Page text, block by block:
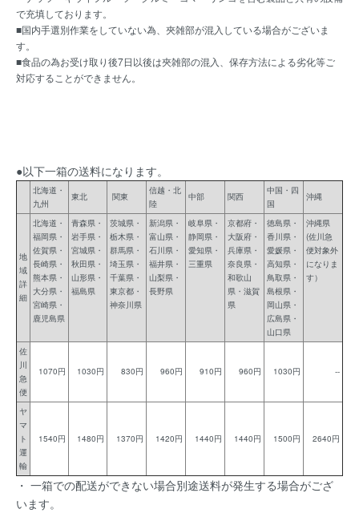
で充填しております。
■国内手選別作業をしていない為、夾雑部が混入している場合がございま
す。
■食品の為お受け取り後7日以後は夾雑部の混入、保存方法による劣化等ご
対応することができません。
●以下一箱の送料になります。
北海道・
九州
東北 関東
信越・北
陸
中部 関西
中国・四
国
沖縄
地
域
詳
細
北海道・
福岡県・
佐賀県・
長崎県・
熊本県・
大分県・
宮崎県・
鹿児島県
青森県・
岩手県・
宮城県・
秋田県・
山形県・
福島県
茨城県・
栃木県・
群馬県・
埼玉県・
千葉県・
東京都・
神奈川県
新潟県・
富山県・
石川県・
福井県・
山梨県・
長野県
岐阜県・
静岡県・
愛知県・
三重県
京都府・
大阪府・
兵庫県・
奈良県・
和歌山
県・滋賀
県
徳島県・
香川県・
愛媛県・
高知県・
鳥取県・
島根県・
岡山県・
広島県・
山口県
沖縄県
(佐川急
便対象外
になりま
す）
佐
川
急
便
1070円 1030円 830円 960円 910円 960円 1030円 --
ヤ
マ
ト
運
輸
1540円 1480円 1370円 1420円 1440円 1440円 1500円 2640円
・ 一箱での配送ができない場合別途送料が発生する場合がござ
います。